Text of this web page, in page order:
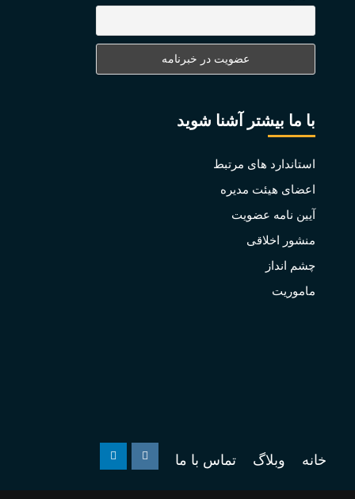
با ما بیشتر آشنا شوید
استاندارد های مرتبط
اعضای هیئت مدیره
آیین نامه عضویت
منشور اخلاقی
چشم انداز
ماموریت
خانه وبلاگ تماس با ما Instagram
Linkedin